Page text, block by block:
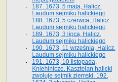
187. 1673, 5 maja, Halicz.
Laudum sejmiku halickiego
188. 1673, 5 czerwca, Halicz.
Laudum sejmiku halickiego
189. 1673, 3 lipca, Halicz.
Laudum sejmiku halickiego
190. 1673, 11 września, Halicz.
Laudum sejmiku halickiego
191. 1673, 10 listopada,
Kniehinicze. Kasztelan halicki
zwołuje sejmik ziemski. 192.